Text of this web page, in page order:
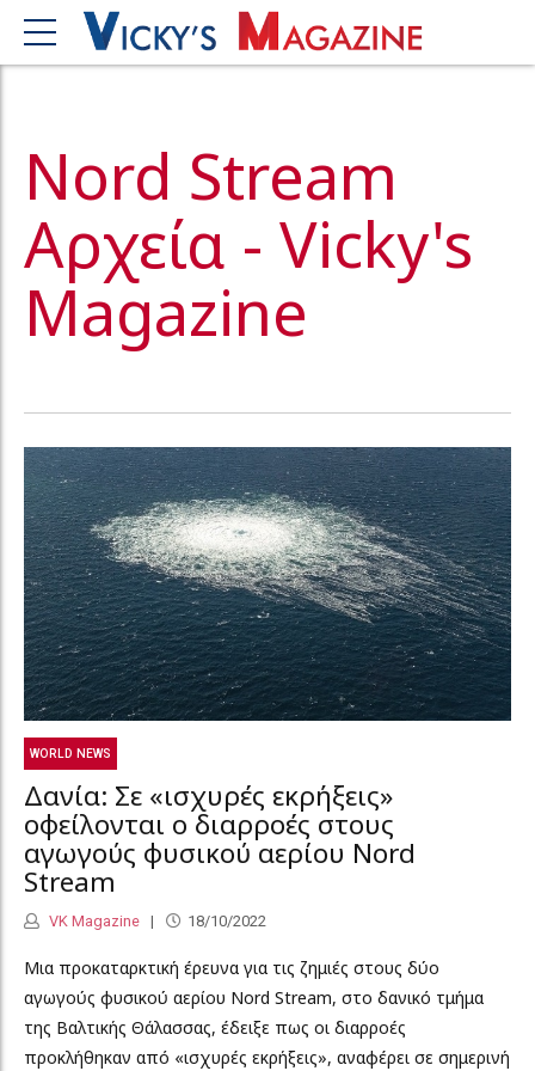
Nord Stream
Αρχεία - Vicky's
Magazine
WORLD NEWS
Δανία: Σε «ισχυρές εκρήξεις»
οφείλονται ο διαρροές στους
αγωγούς φυσικού αερίου Nord
Stream
VK Magazine 18/10/2022
Μια προκαταρκτική έρευνα για τις ζημιές στους δύο
αγωγούς φυσικού αερίου Nord Stream, στο δανικό τμήμα
της Βαλτικής Θάλασσας, έδειξε πως οι διαρροές
προκλήθηκαν από «ισχυρές εκρήξεις», αναφέρει σε σημερινή